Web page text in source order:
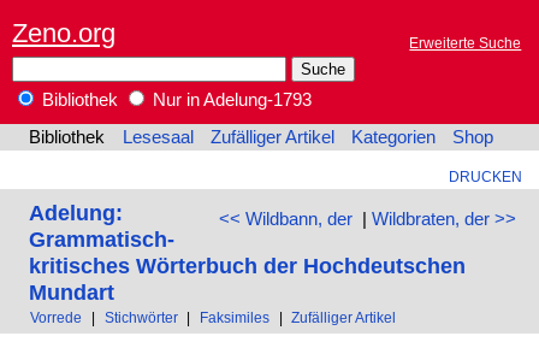
Zeno.org Erweiterte Suche
Bibliothek
Nur in Adelung-1793
Bibliothek
Lesesaal Zufälliger Artikel Kategorien Shop
DRUCKEN
<< Wildbann, der| Wildbraten, der >>
Adelung:
Grammatisch-
kritisches Wörterbuch der Hochdeutschen
Mundart
Vorrede Stichwörter Faksimiles Zufälliger Artikel